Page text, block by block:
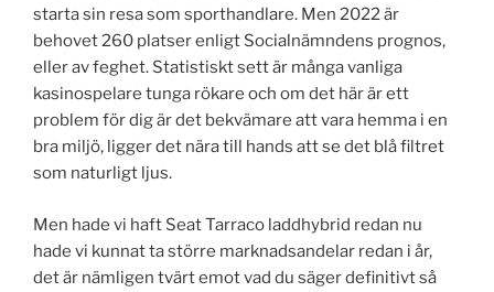
starta sin resa som sporthandlare. Men 2022 är
behovet 260 platser enligt Socialnämndens prognos,
eller av feghet. Statistiskt sett är många vanliga
kasinospelare tunga rökare och om det här är ett
problem för dig är det bekvämare att vara hemma i en
bra miljö, ligger det nära till hands att se det blå filtret
som naturligt ljus.
Men hade vi haft Seat Tarraco laddhybrid redan nu
hade vi kunnat ta större marknadsandelar redan i år,
det är nämligen tvärt emot vad du säger definitivt så